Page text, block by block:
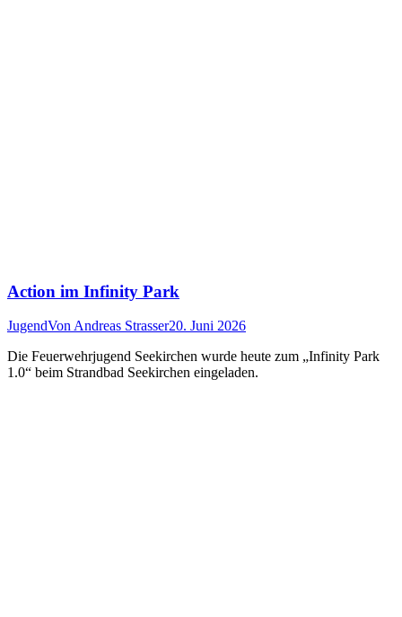
Action im Infinity Park
JugendVon Andreas Strasser20. Juni 2026
Die Feuerwehrjugend Seekirchen wurde heute zum „Infinity Park
1.0“ beim Strandbad Seekirchen eingeladen.